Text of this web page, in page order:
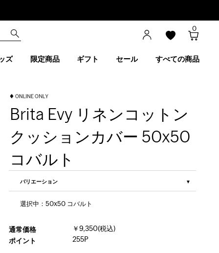
0
ズ 限定商品 ギフト セール すべての商品
Brita Evy リネンコットン
クッションカバー 50x50
コバルト
バリエーション
選択中：50x50 コバルト
通常価格
￥9,350(税込)
ポイント
255P